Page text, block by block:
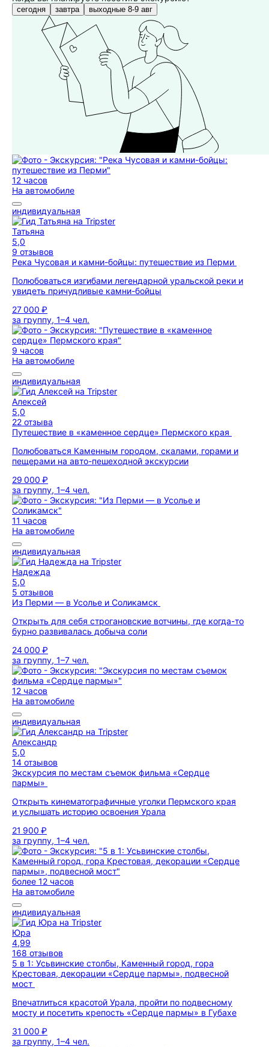
сегодня завтра выходные 8-9 авг
12 часов
На автомобиле
индивидуальная
Татьяна
5,0
9 отзывов
Река Чусовая и камни-бойцы: путешествие из Перми
Полюбоваться изгибами легендарной уральской реки и
увидеть причудливые камни-бойцы
27 000 ₽
за группу, 1–4 чел.
9 часов
На автомобиле
индивидуальная
Алексей
5,0
22 отзыва
Путешествие в «каменное сердце» Пермского края
Полюбоваться Каменным городом, скалами, горами и
пещерами на авто-пешеходной экскурсии
29 000 ₽
за группу, 1–4 чел.
11 часов
На автомобиле
индивидуальная
Надежда
5,0
5 отзывов
Из Перми — в Усолье и Соликамск
Открыть для себя строгановские вотчины, где когда-то
бурно развивалась добыча соли
24 000 ₽
за группу, 1–7 чел.
12 часов
На автомобиле
индивидуальная
Александр
5,0
14 отзывов
Экскурсия по местам съемок фильма «Сердце
пармы»
Открыть кинематографичные уголки Пермского края
и услышать историю освоения Урала
21 900 ₽
за группу, 1–4 чел.
более 12 часов
На автомобиле
индивидуальная
Юра
4,99
168 отзывов
5 в 1: Усьвинские столбы, Каменный город, гора
Крестовая, декорации «Сердце пармы», подвесной
мост
Впечатлиться красотой Урала, пройти по подвесному
мосту и посетить крепость «Сердце пармы» в Губахе
31 000 ₽
за группу, 1–4 чел.